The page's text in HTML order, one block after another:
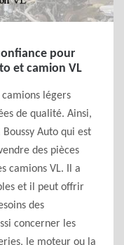
pour
et camion VL
légers
de qualité. Ainsi,
Auto qui est
des pièces
camions VL. Il a
et il peut offrir
des
concerner les
le moteur ou la